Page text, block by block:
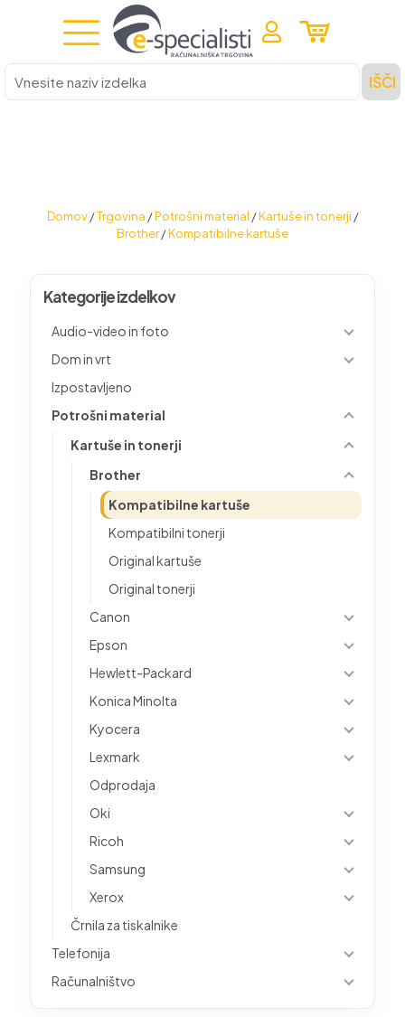
Vnesite
naziv
izdelka
IŠČI
Domov /Trgovina /Potrošni material /Kartuše in tonerji /
Brother/Kompatibilne kartuše
Kategorije izdelkov
Audio-video in foto
Dom in vrt
Izpostavljeno
Potrošni material
Kartuše in tonerji
Brother
Kompatibilne kartuše
Kompatibilni tonerji
Original kartuše
Original tonerji
Canon
Epson
Hewlett-Packard
Konica Minolta
Kyocera
Lexmark
Odprodaja
Oki
Ricoh
Samsung
Xerox
Črnila za tiskalnike
Telefonija
Računalništvo